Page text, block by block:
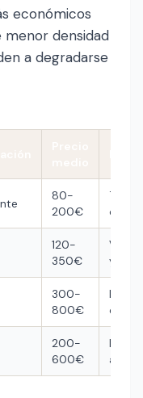
económicos
menor densidad
a degradarse
80-
200€
120-
350€
y
300-
800€
de
200-
600€